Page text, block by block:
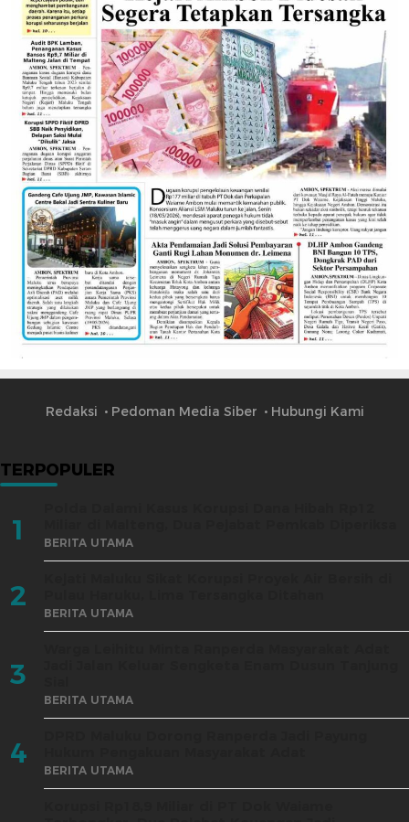
Redaksi Pedoman Media Siber Hubungi Kami
TERPOPULER
1 BERITA UTAMA
2 BERITA UTAMA
3
BERITA UTAMA
4 BERITA UTAMA